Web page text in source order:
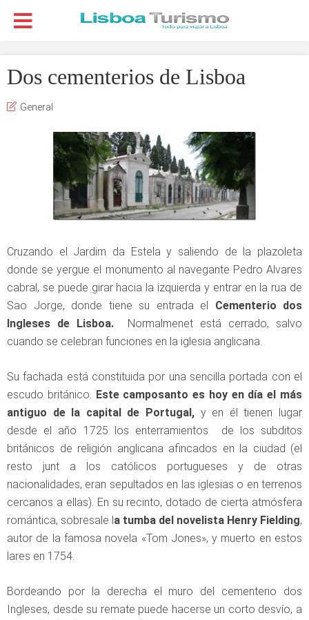
Dos cementerios de Lisboa
General
Cruzando el Jardim da Estela y saliendo de la plazoleta
donde se yergue el monumento al navegante Pedro Alvares
cabral, se puede girar hacia la izquierda y entrar en la rua de
Sao Jorge, donde tiene su entrada el Cementerio dos
Ingleses de Lisboa.
Normalmenet está cerrado, salvo
cuando se celebran funciones en la iglesia anglicana.
Su fachada está constituida por una sencilla portada con el
escudo británico. Este camposanto es hoy en día el más
antiguo de la capital de Portugal, y en él tienen lugar
desde el año 1725 los enterramientos de los subditos
británicos de religión anglicana afincados en la ciudad (el
resto junt a los católicos portugueses y de otras
nacionalidades, eran sepultados en las iglesias o en terrenos
cercanos a ellas). En su recinto, dotado de cierta atmósfera
romántica, sobresale l a tumba del novelista Henry Fielding,
autor de la famosa novela «Tom Jones», y muerto en estos
lares en 1754.
Bordeando por la derecha el muro del cementerio dos
Ingleses, desde su remate puede hacerse un corto desvío, a